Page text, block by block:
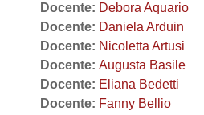
Docente: Debora Aquario
Docente: Daniela Arduin
Docente: Nicoletta Artusi
Docente: Augusta Basile
Docente: Eliana Bedetti
Docente: Fanny Bellio